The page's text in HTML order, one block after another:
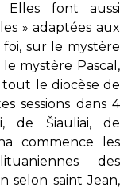
Elles font aussi
» adaptées aux
sur le mystère
mystère Pascal,
le diocèse de
sessions dans 4
de Šiauliai, de
commence les
des
selon saint Jean,